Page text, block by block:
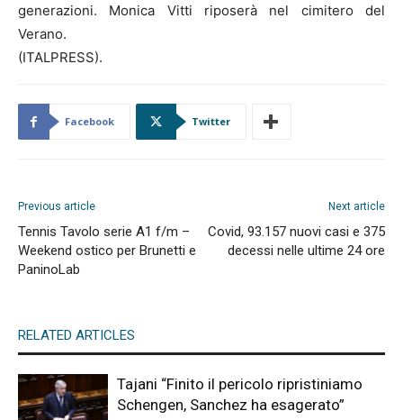
generazioni. Monica Vitti riposerà nel cimitero del
Verano.
(ITALPRESS).
Facebook Twitter
Previous article
Tennis Tavolo serie A1 f/m –
Weekend ostico per Brunetti e
PaninoLab
Next article
Covid, 93.157 nuovi casi e 375
decessi nelle ultime 24 ore
RELATED ARTICLES
Tajani “Finito il pericolo ripristiniamo
Schengen, Sanchez ha esagerato”